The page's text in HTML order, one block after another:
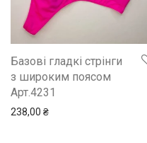
Базові гладкі стрінги
з широким поясом
Арт.4231
238,00 ₴